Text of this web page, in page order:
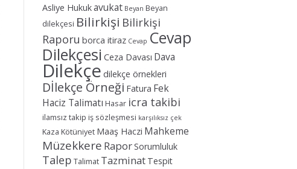
Asliye Hukukavukat Beyan Beyan
dilekçesi Bilirkişi Bilirkişi
Raporu borca itiraz Cevap Cevap
Dilekçesi Ceza Davası Dava
Dilekçe dilekçe örnekleri
Dİlekçe Örneği Fatura Fek
Haciz Talimatı Hasar icra takibi
ilamsız takip iş sözleşmesi karşılıksız çek
Kaza Kötüniyet Maaş Haczi Mahkeme
Müzekkere RaporSorumluluk
Talep Talimat Tazminat Tespit